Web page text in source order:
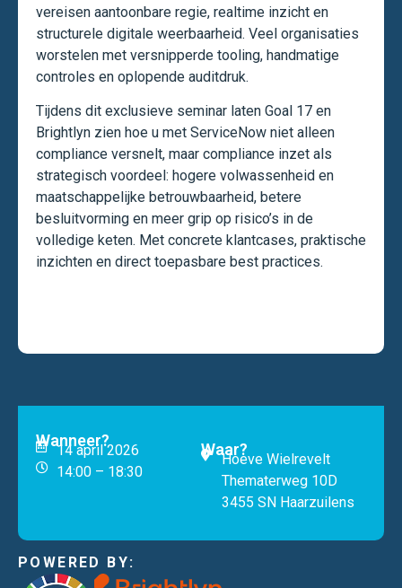
vereisen aantoonbare regie, realtime inzicht en
structurele digitale weerbaarheid. Veel organisaties
worstelen met versnipperde tooling, handmatige
controles en oplopende auditdruk.
Tijdens dit exclusieve seminar laten Goal 17 en
Brightlyn zien hoe u met ServiceNow niet alleen
compliance versnelt, maar compliance inzet als
strategisch voordeel: hogere volwassenheid en
maatschappelijke betrouwbaarheid, betere
besluitvorming en meer grip op risico’s in de
volledige keten. Met concrete klantcases, praktische
inzichten en direct toepasbare best practices.
Wanneer?
14 april 2026
14:00 – 18:30
Waar?
Hoeve Wielrevelt
Thematerweg 10D
3455 SN Haarzuilens
POWERED BY: